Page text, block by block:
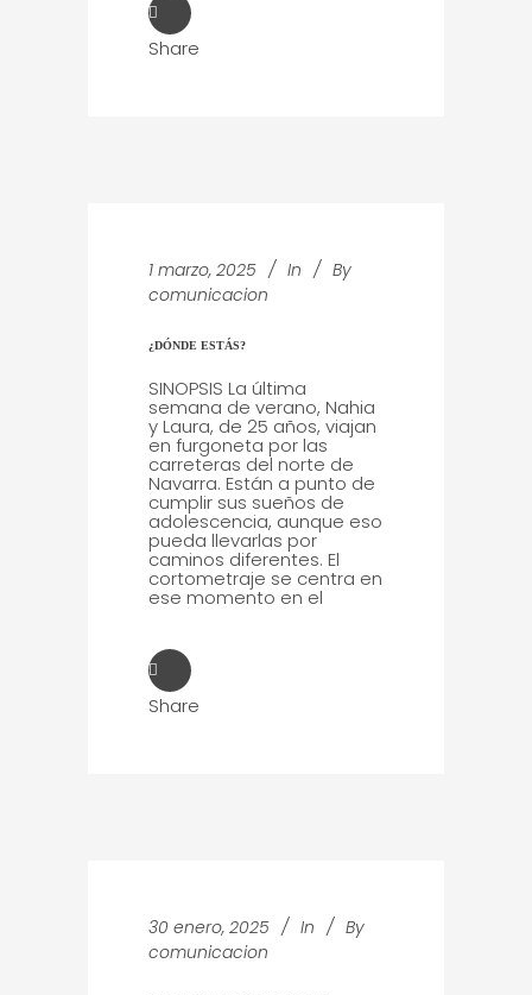
Share
1 marzo, 2025 In
By
comunicacion
¿DÓNDE ESTÁS?
SINOPSIS La última
semana de verano, Nahia
y Laura, de 25 años, viajan
en furgoneta por las
carreteras del norte de
Navarra. Están a punto de
cumplir sus sueños de
adolescencia, aunque eso
pueda llevarlas por
caminos diferentes. El
cortometraje se centra en
ese momento en el
Share
30 enero, 2025 In
By
comunicacion